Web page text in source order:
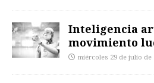
Inteligencia
movimiento
miércoles 29 de julio de